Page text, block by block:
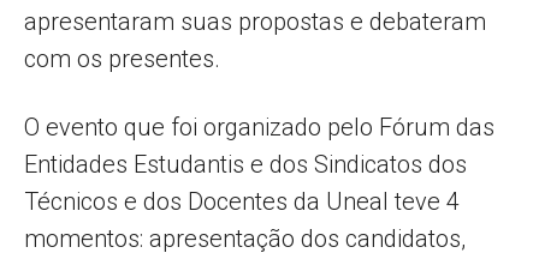
apresentaram suas propostas e debateram
com os presentes.
O evento que foi organizado pelo Fórum das
Entidades Estudantis e dos Sindicatos dos
Técnicos e dos Docentes da Uneal teve 4
momentos: apresentação dos candidatos,